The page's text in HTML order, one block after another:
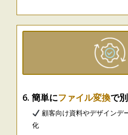
6. 簡単にファイル変換で
顧客向け資料やデザインデ
化